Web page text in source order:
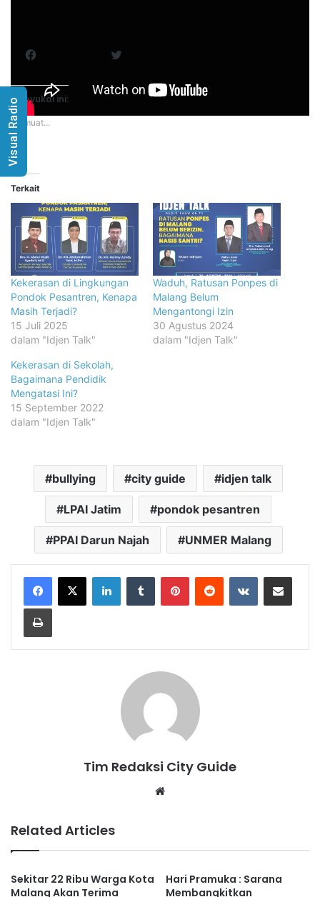
Menyukai ini:
Memuat...
Terkait
Kekerasan di Lingkungan
Pondok Pesantren, Kenapa
Masih Terjadi?
15 Juli 2025
dalam "Idjen Talk"
Waduh, Ratusan Ponpes di
Malang Belum
Mengantongi Izin
30 Agustus 2024
dalam "Idjen Talk"
Kekerasan di Sekolah,
Bagaimana Pendidik
Mengatasi Ini?
15 September 2022
dalam "Idjen Talk"
bullying city guide idjen talk
LPAI Jatim pondok pesantren
PPAI Darun Najah UNMER Malang
LinkedInTumblr PinterestReddit VKontakteShare via Email
Print
Tim Redaksi City Guide
Related Articles
Sekitar 22 Ribu Warga Kota
Malang Akan Terima
Hari Pramuka : Sarana
Membangkitkan
Visual Radio